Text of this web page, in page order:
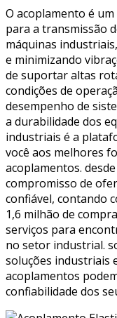
O acoplamento é
para a transmissão
máquinas
e minimizando
de suportar altas
condições de
desempenho de
a durabilidade dos
industriais é a
você aos melhores
acoplamentos.
compromisso de
confiável, contando
1,6 milhão de
serviços para
no setor industrial.
soluções industriais
acoplamentos
confiabilidade dos